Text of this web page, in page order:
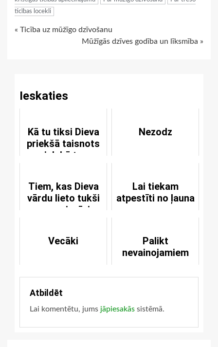
ticības locekli
Continue
« Ticība uz mūžīgo dzīvošanu
Mūžīgās dzīves godība un līksmība »
Ieskaties
Kā tu tiksi Dieva
priekšā taisnots
jeb kā tu
Nezodz
Tiem, kas Dieva
vārdu lieto tukši
un necienīgi
Lai tiekam
atpestīti no ļauna
Vecāki
Palikt
nevainojamiem
Atbildēt
Lai komentētu, jums jāpiesakās sistēmā.